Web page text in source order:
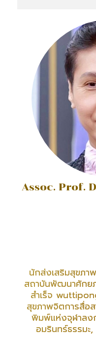
Assoc. Prof.
นักส่งเสริมสุขภา
สถาบันพัฒนาศักย
สำเร็จ
สุขภาพจิตการสื่อ
พิมพ์แห่งจุฬาลง
อมรินทร์ธรรมะ